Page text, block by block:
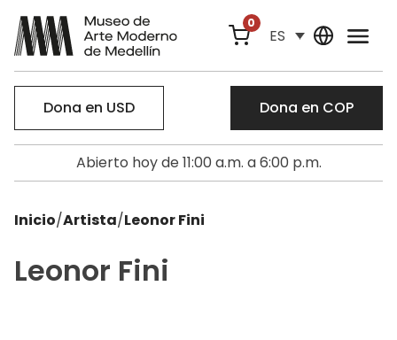
0
ES
Dona en USD Dona en COP
Abierto hoy de 11:00 a.m. a 6:00 p.m.
Inicio/Artista/Leonor Fini
Leonor Fini